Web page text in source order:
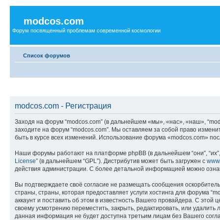
modcos.com
Форум посвященный проблемам современной космологии
Список форумов
modcos.com - Регистрация
Заходя на форум “modcos.com” (в дальнейшем «мы», «нас», «наш»,
заходите на форум “modcos.com”. Мы оставляем за собой право
быть в курсе всех изменений. Использование форума «modcos.com»
Наши форумы работают на платформе phpBB (в дальнейшем “они”, “их”,
License” (в дальнейшем “GPL”). Дистрибутив может быть загружен с
действия администрации. С более детальной информацией можно
Вы подтверждаете своё согласие не размещать сообщения
страны, страны, которая предоставляет услуги хостинга для форума
аккаунт и поставить об этом в известность Вашего провайдера. С
своему усмотрению переместить, закрыть, редактировать, или
данная информация не будет доступна третьим лицам без Вашего